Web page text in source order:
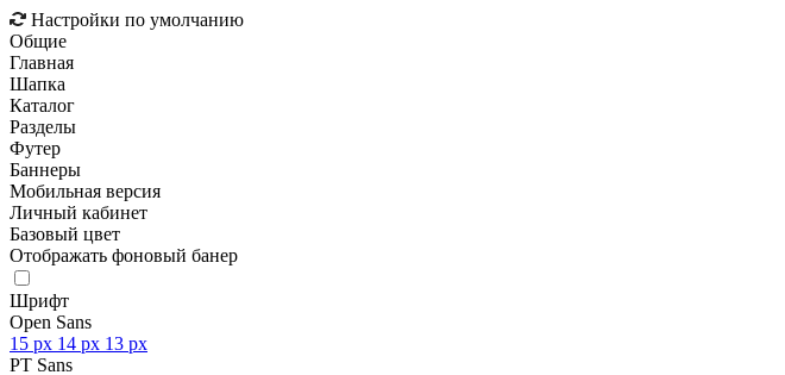
Настройки по умолчанию
Общие
Главная
Шапка
Каталог
Разделы
Футер
Баннеры
Мобильная версия
Личный кабинет
Базовый цвет
Отображать фоновый банер
Шрифт
Open Sans
15 px 14 px 13 px
PT Sans